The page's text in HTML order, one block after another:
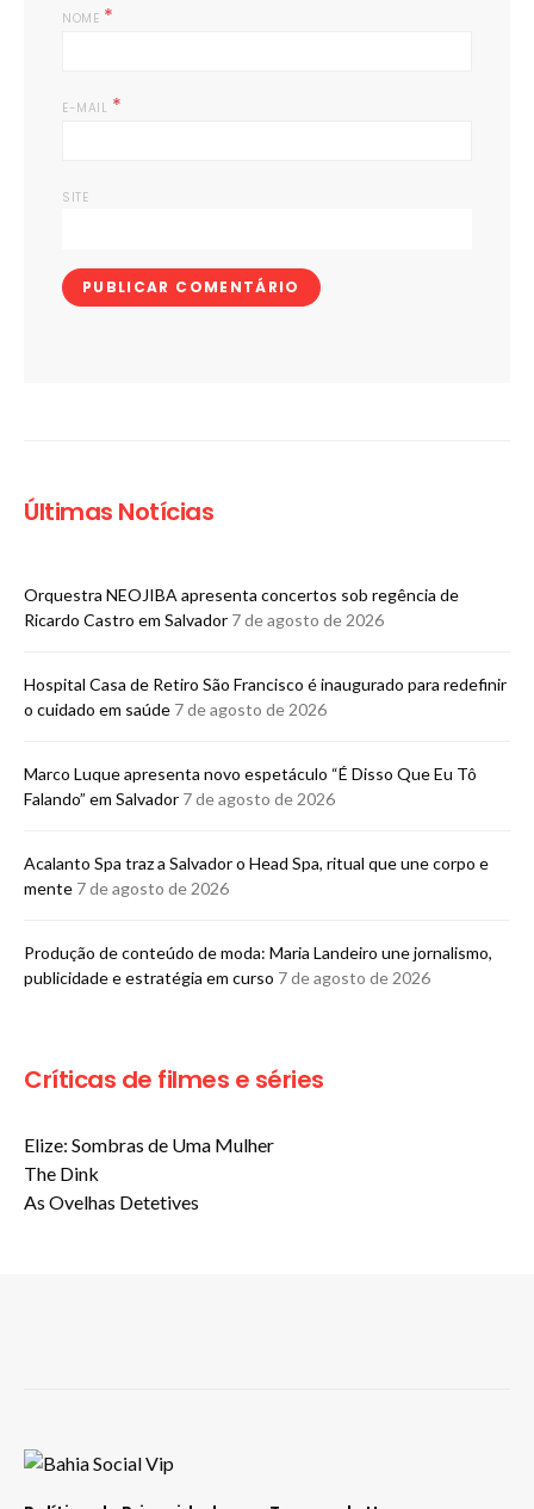
NOME *
E-MAIL *
SITE
Últimas Notícias
Orquestra NEOJIBA apresenta concertos sob regência de
Ricardo Castro em Salvador 7 de agosto de 2026
Hospital Casa de Retiro São Francisco é inaugurado para redefinir
o cuidado em saúde 7 de agosto de 2026
Marco Luque apresenta novo espetáculo “É Disso Que Eu Tô
Falando” em Salvador 7 de agosto de 2026
Acalanto Spa traz a Salvador o Head Spa, ritual que une corpo e
mente 7 de agosto de 2026
Produção de conteúdo de moda: Maria Landeiro une jornalismo,
publicidade e estratégia em curso 7 de agosto de 2026
Críticas de filmes e séries
Elize: Sombras de Uma Mulher
The Dink
As Ovelhas Detetives